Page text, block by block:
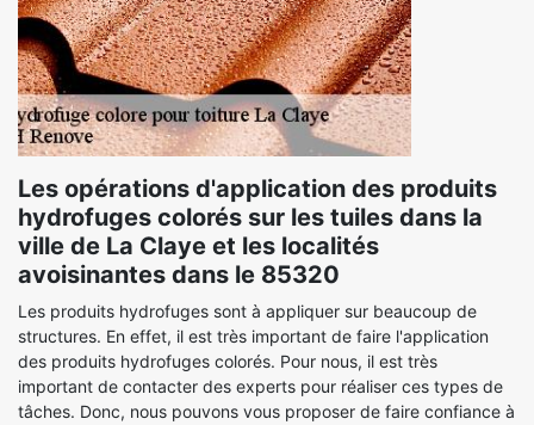
Les opérations d'application des produits
hydrofuges colorés sur les tuiles dans la
ville de La Claye et les localités
avoisinantes dans le 85320
Les produits hydrofuges sont à appliquer sur beaucoup de
structures. En effet, il est très important de faire l'application
des produits hydrofuges colorés. Pour nous, il est très
important de contacter des experts pour réaliser ces types de
tâches. Donc, nous pouvons vous proposer de faire confiance à